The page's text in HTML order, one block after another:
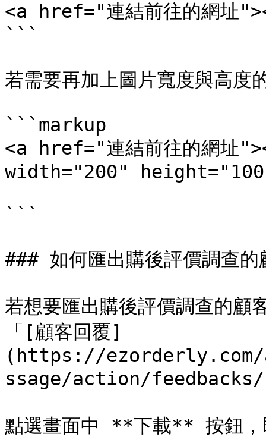
<a href="連結前往的網址
```
若需要再加上圖片寬度與高度
```markup
<a href="連結前往的網址
width="200"
```
### 如何匯出購後評價調查的
若想要匯出購後評價調查的顧
「[顧客回覆]
(https://ezorderly.com/
ssage/action/feedbacks/
點選畫面中 **下載** 按鈕，